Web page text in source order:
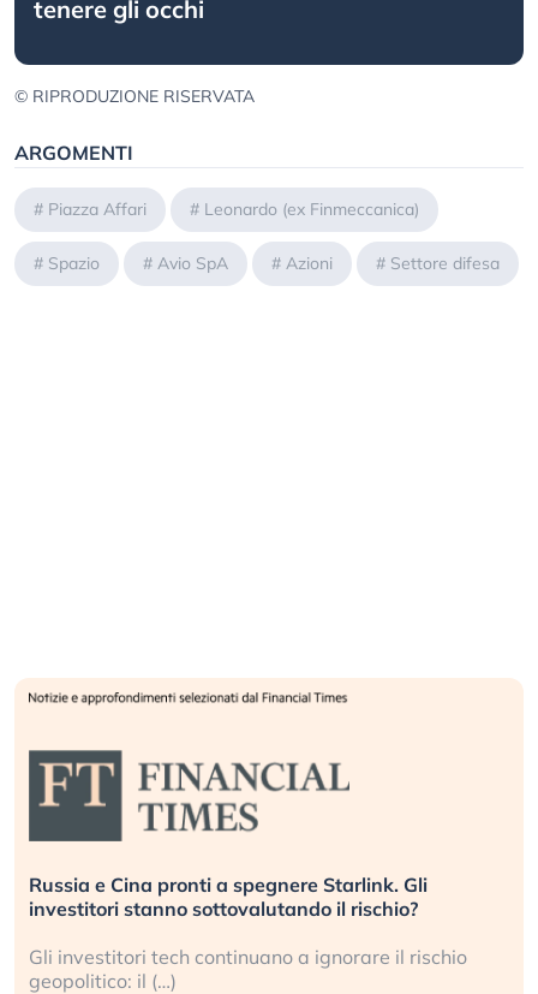
tenere gli occhi
© RIPRODUZIONE RISERVATA
ARGOMENTI
# Piazza Affari # Leonardo (ex Finmeccanica)
# Spazio # Avio SpA # Azioni # Settore difesa
Russia e Cina pronti a spegnere Starlink. Gli
investitori stanno sottovalutando il rischio?
Gli investitori tech continuano a ignorare il rischio
geopolitico: il (…)